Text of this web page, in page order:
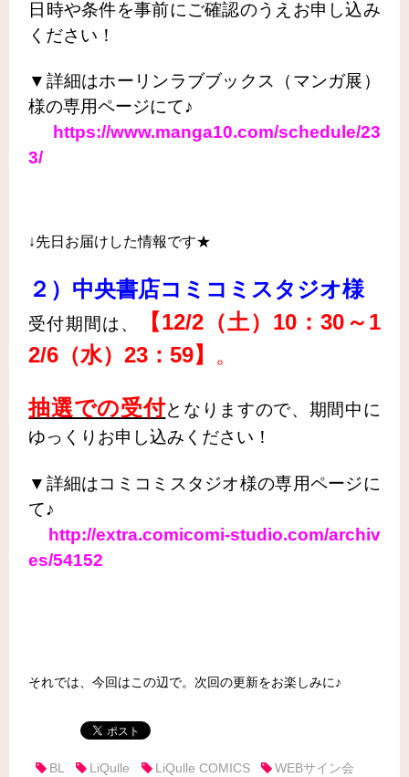
日時や条件を事前にご確認のうえお申し込み
ください！
▼詳細はホーリンラブブックス（マンガ展）
様の専用ページにて♪
https://www.manga10.com/schedule/23
3/
↓先日お届けした情報です★
２） 中央書店コミコミスタジオ様
受付期間は、
【12/2（土）10：30～1
2/6（水）23：59】 。
抽選での受付となりますので、期間中に
ゆっくりお申し込みください！
▼詳細はコミコミスタジオ様の専用ページに
て♪
http://extra.comicomi-studio.com/archiv
es/54152
それでは、今回はこの辺で。次回の更新をお楽しみに♪
BL LiQulle LiQulle COMICS
WEBサイン会